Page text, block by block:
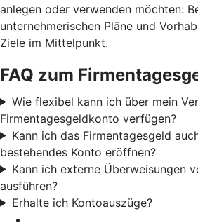
anlegen oder verwenden möchten:
unternehmerischen Pläne und
Ziele im Mittelpunkt.
FAQ zum
Wie flexibel kann ich über mein
Firmentagesgeldkonto verfügen?
Kann ich das Firmentagesgeld
bestehendes Konto eröffnen?
Kann ich externe Überweisungen
ausführen?
Erhalte ich Kontoauszüge?